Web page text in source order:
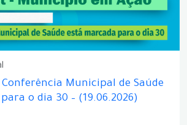
Conferência Municipal de Saúde
o dia 30 – (19.06.2026)